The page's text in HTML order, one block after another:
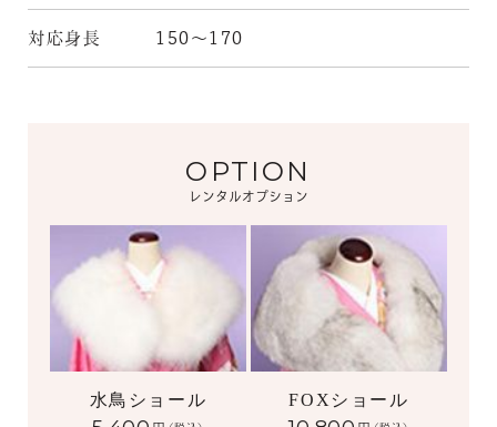
対応身長 150～170
OPTION
レンタルオプション
水鳥ショール FOXショール